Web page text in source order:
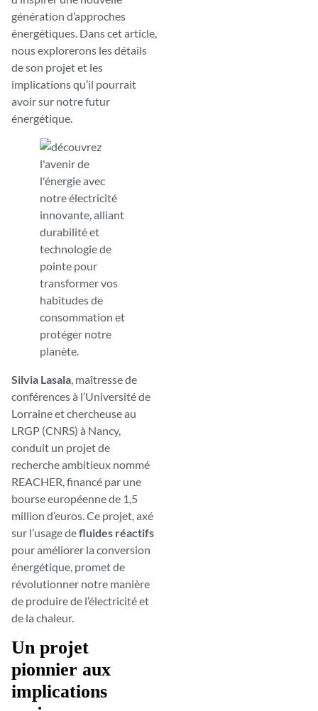
génération d’approches
énergétiques. Dans cet article,
nous explorerons les détails
de son projet et les
implications qu’il pourrait
avoir sur notre futur
énergétique.
Silvia Lasala, maîtresse de
conférences à l’Université de
Lorraine et chercheuse au
LRGP (CNRS) à Nancy,
conduit un projet de
recherche ambitieux nommé
REACHER, financé par une
bourse européenne de 1,5
million d’euros. Ce projet, axé
sur l’usage defluides réactifs
pour améliorer la conversion
énergétique, promet de
révolutionner notre manière
de produire de l’électricité et
de la chaleur.
Un projet
pionnier aux
implications